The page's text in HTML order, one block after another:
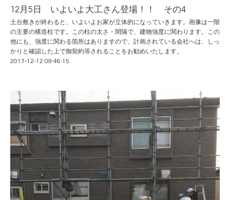
12月5日 いよいよ大工さん登場！！ その4
土台敷きが終わると、いよいよお家が立体的になっていきます。画像は一階
の主要の構造柱です。この柱の太さ・間隔で、建物強度に関わります。この
他にも、強度に関わる箇所はありますので、計画されている会社へは、しっ
かりと確認した上で御契約等されることをお勧めいたします。
2017-12-12 09:46:15